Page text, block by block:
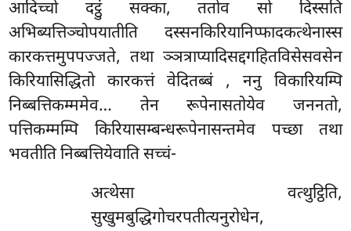
आदिच्चो दट्ठुं सक्का, ततोव सो दिस्सति
अभिब्यत्तिञ्चोपयातीति दस्सनकिरियानिप्फादकत्थेनास्स
कारकत्तमुपपज्जते, तथा ञ्ञत्राप्यादिसद्दगहितविसेसवसेन
किरियासिद्धितो कारकत्तं वेदितब्बं , ननु विकारियम्पि
निब्बत्तिकम्ममेव… तेन रूपेनासतोयेव जननतो,
पत्तिकम्मम्पि किरियासम्बन्धरूपेनासन्तमेव पच्छा तथा
भवतीति निब्बत्तियेवाति सच्चं-
अत्थेसा वत्थुट्ठिति,
सुखुमबुद्धिगोचरपतीत्यनुरोधेन,